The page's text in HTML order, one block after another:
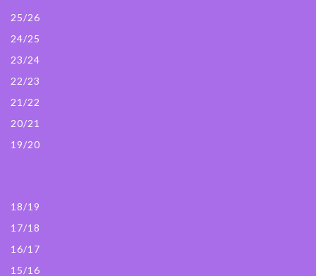
25/26
24/25
23/24
22/23
21/22
20/21
19/20
18/19
17/18
16/17
15/16